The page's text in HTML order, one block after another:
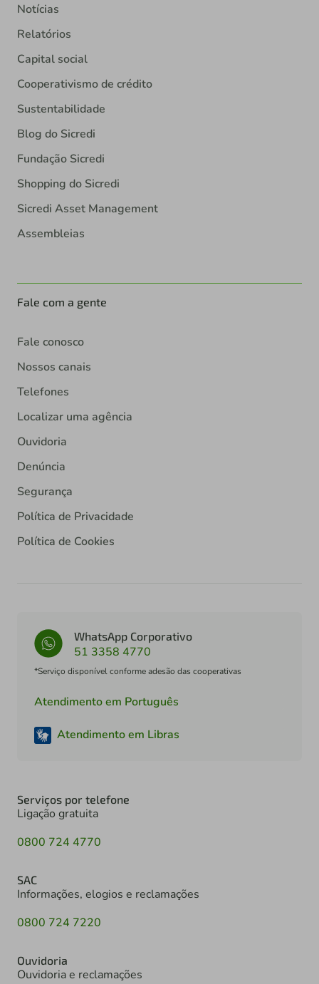
Notícias
Relatórios
Capital social
Cooperativismo de crédito
Sustentabilidade
Blog do Sicredi
Fundação Sicredi
Shopping do Sicredi
Sicredi Asset Management
Assembleias
Fale com a gente
Fale conosco
Nossos canais
Telefones
Localizar uma agência
Ouvidoria
Denúncia
Segurança
Política de Privacidade
Política de Cookies
WhatsApp Corporativo
51 3358 4770
*Serviço disponível conforme adesão das cooperativas
Atendimento em Português
Atendimento em Libras
Serviços por telefone
Ligação gratuita
0800 724 4770
SAC
Informações, elogios e reclamações
0800 724 7220
Ouvidoria
Ouvidoria e reclamações